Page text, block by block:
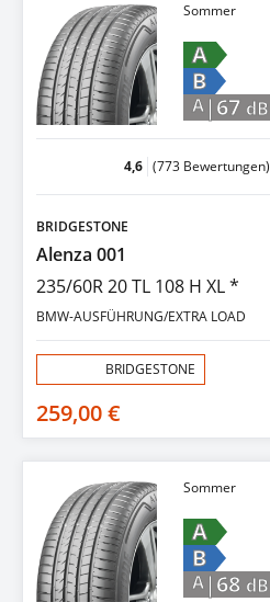
Sommer
A
B
A |67 dB
4,6 (773 Bewertungen)
BRIDGESTONE
Alenza 001
235/60R 20 TL 108 H XL *
BMW-AUSFÜHRUNG/EXTRA LOAD
BRIDGESTONE
259,00 €
Sommer
A
B
A |68 dB